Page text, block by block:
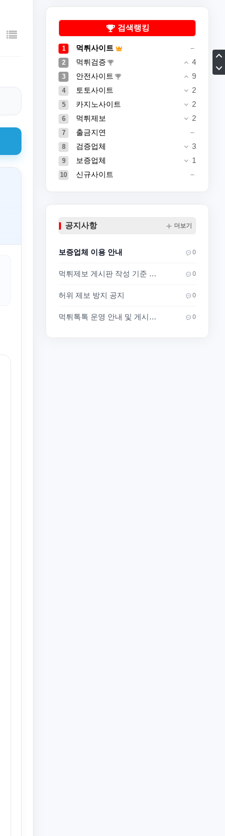
검색랭킹
1 먹튀사이트
2 먹튀검증 4
3 안전사이트 9
4 토토사이트 2
5 카지노사이트 2
6 먹튀제보 2
7 출금지연
8 검증업체 3
9 보증업체 1
10 신규사이트
공지사항 더보기
보증업체 이용 안내 0
먹튀제보 게시판 작성 기준 안내 0
허위 제보 방지 공지 0
먹튀톡톡 운영 안내 및 게시판 이용 기준 0